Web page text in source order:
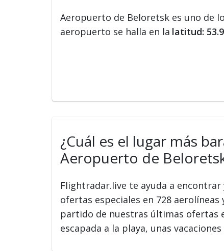
Aeropuerto de Beloretsk es uno de
aeropuerto se halla en la latitud:
¿Cuál es el lugar más
Aeropuerto de Beloretsk
Flightradar.live te ayuda a
ofertas especiales en 728
partido de nuestras últimas ofertas
escapada a la playa, unas